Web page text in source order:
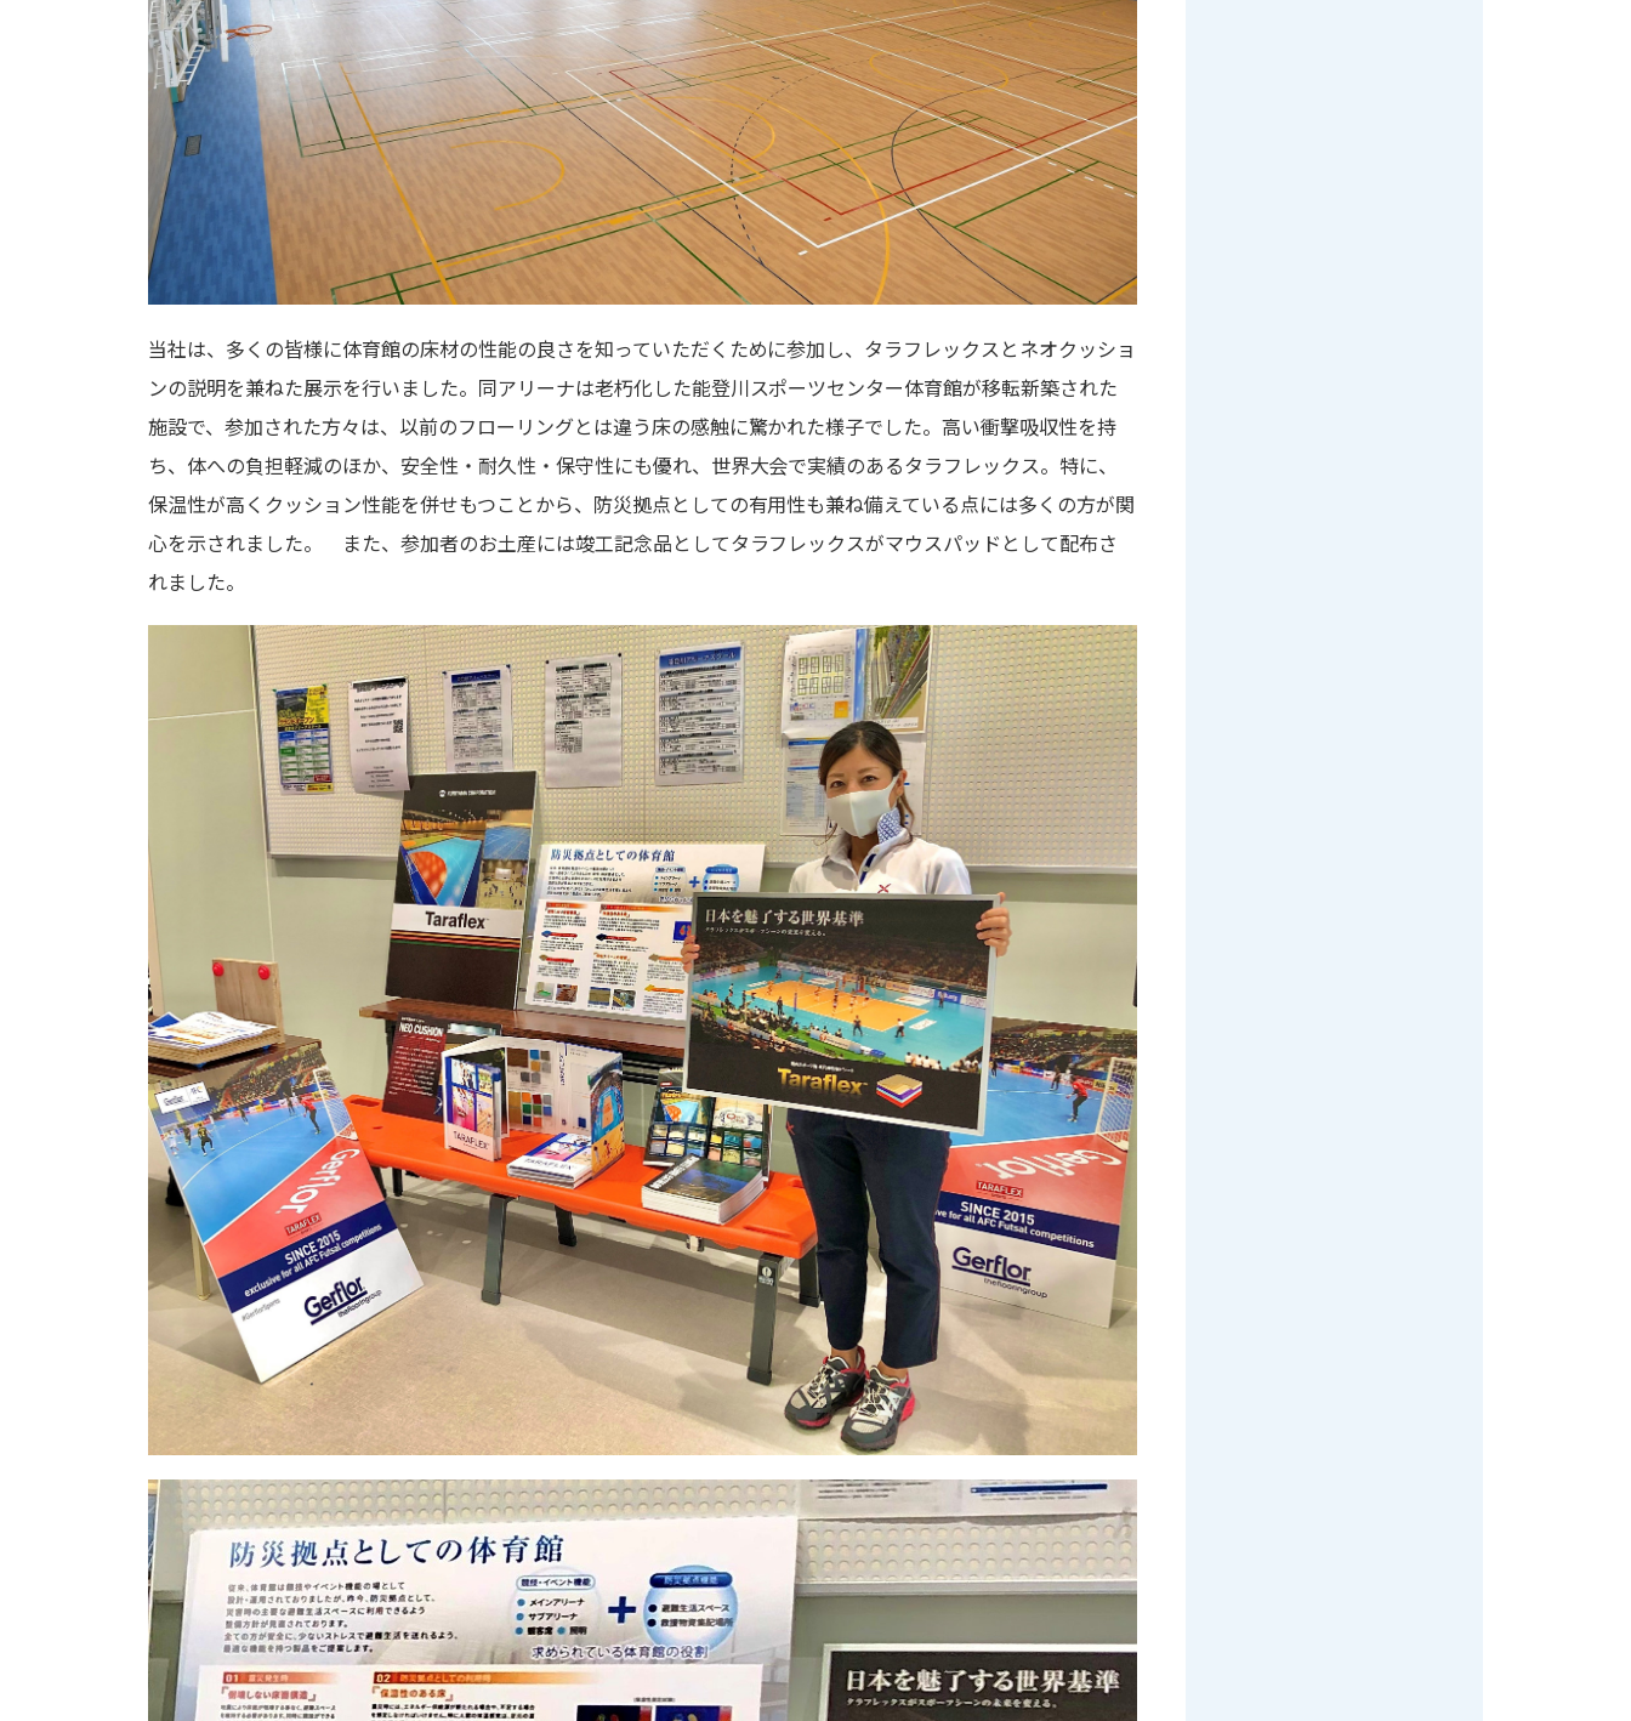
当社は、多くの皆様に体育館の床材の性能の良さを知っていただくために参加し、タラフレックスとネオクッショ
ンの説明を兼ねた展示を行いました。同アリーナは老朽化した能登川スポーツセンター体育館が移転新築された
施設で、参加された方々は、以前のフローリングとは違う床の感触に驚かれた様子でした。高い衝撃吸収性を持
ち、体への負担軽減のほか、安全性・耐久性・保守性にも優れ、世界大会で実績のあるタラフレックス。特に、
保温性が高くクッション性能を併せもつことから、防災拠点としての有用性も兼ね備えている点には多くの方が関
心を示されました。 また、参加者のお土産には竣工記念品としてタラフレックスがマウスパッドとして配布さ
れました。